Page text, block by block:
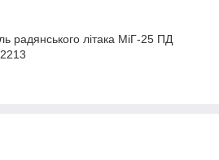
радянського літака МіГ-25 ПД